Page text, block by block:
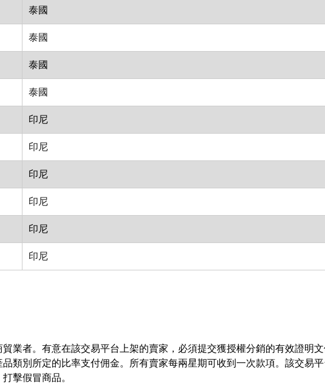
泰國
泰國
泰國
泰國
印尼
印尼
印尼
印尼
印尼
印尼
貿業者。有意在該交易平台上架的賣家，必須提交獲授權分銷的有效證明
類別所定的比率支付佣金。所有賣家每兩星期可收到一次款項。該交易
擊假冒商品。